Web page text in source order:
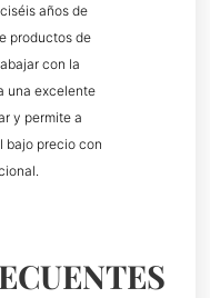
años de
productos de
con la
una excelente
y permite a
bajo precio con